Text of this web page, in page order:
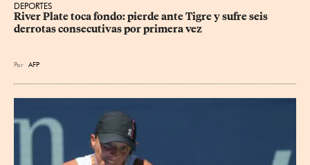
DEPORTES
River Plate toca fondo: pierde ante Tigre y sufre seis
derrotas consecutivas por primera vez
Por AFP